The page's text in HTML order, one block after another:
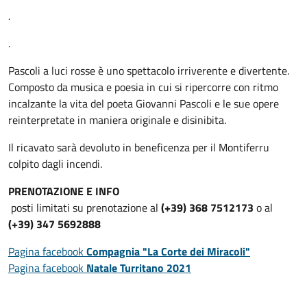
.
.
Pascoli a luci rosse è uno spettacolo irriverente e divertente.
Composto da musica e poesia in cui si ripercorre con ritmo
incalzante la vita del poeta Giovanni Pascoli e le sue opere
reinterpretate in maniera originale e disinibita.
Il ricavato sarà devoluto in beneficenza per il Montiferru
colpito dagli incendi.
PRENOTAZIONE E INFO
posti limitati su prenotazione al (+39) 368 7512173 o al
(+39) 347 5692888
Pagina facebookCompagnia "La Corte dei Miracoli"
Pagina facebook Natale Turritano 2021